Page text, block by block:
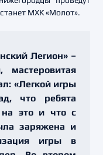
МХК «Молот».
Легион» –
мастеровитая
«Легкой игры
что ребята
на это и что с
заряжена и
игры в